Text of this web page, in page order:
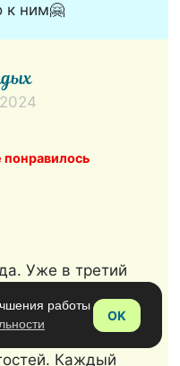
к ним🤗
понравилось
Уже в третий
и самые
как Таня и Саша
Каждый
работы
OK